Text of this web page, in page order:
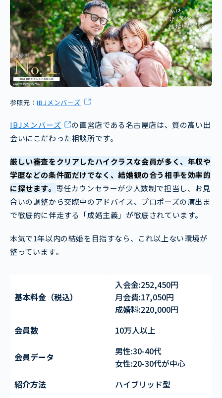
参照元：IBJメンバーズ
IBJメンバーズ
の直営店である名古屋店は、質の高い出
会いにこだわった相談所です。
厳しい審査をクリアしたハイクラスな会員が多く、年収や
学歴などの条件面だけでなく、結婚観の合う相手を効率的
に探せます。 専任カウンセラーが少人数制で担当し、お見
合いの調整から交際中のアドバイス、プロポーズの演出ま
で徹底的に伴走する「成婚主義」が徹底されています。
本気で1年以内の結婚を目指すなら、これ以上ない環境が
整っています。
基本料金（税込）
入会金:252,450円
月会費:17,050円
成婚料:220,000円
会員数
10万人以上
会員データ
男性:30-40代
女性:20-30代が中心
紹介方法
ハイブリッド型